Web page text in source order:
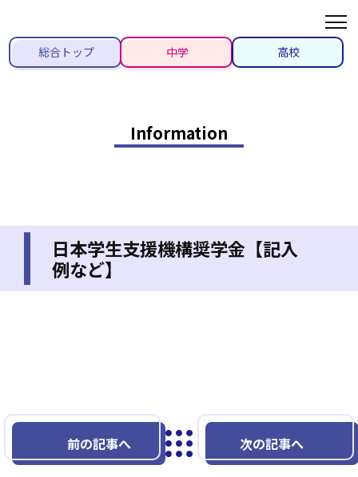
総合トップ 中学 高校
Information
日本学生支援機構奨学金【記入
例など】
前の記事へ 次の記事へ